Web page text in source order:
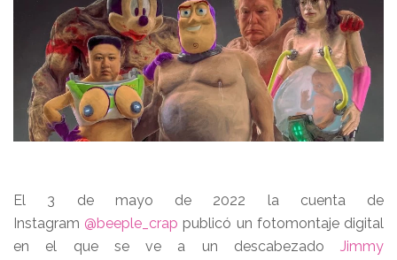
El 3 de mayo de 2022 la cuenta de
Instagram @beeple_crap publicó un fotomontaje digital
en el que se ve a un descabezado Jimmy